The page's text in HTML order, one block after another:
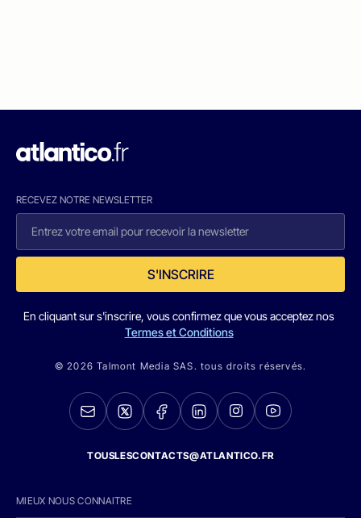
RECEVEZ NOTRE NEWSLETTER
S'INSCRIRE
En cliquant sur s'inscrire, vous confirmez que vous acceptez nos
Termes et Conditions
© 2026 Talmont Media SAS. tous droits réservés.
TOUSLESCONTACTS@ATLANTICO.FR
MIEUX NOUS CONNAITRE